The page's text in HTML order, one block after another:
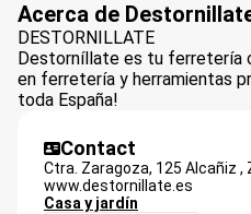
Acerca de
DESTORNILLATE
Destorníllate es tu ferretería
en ferretería y herramientas
toda España!
Contact
Ctra. Zaragoza, 125 Alcañiz ,
www.destornillate.es
Casa y jardín